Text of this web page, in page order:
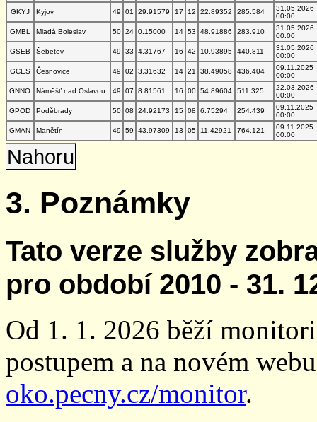
GKYJ Kyjov 49 01 29.91579 17 12 22.89352 285.584
31.05.2026
00:00
GMBL
Mladá Boleslav 50 24 0.15000 14 53 48.91886 283.910
31.05.2026
00:00
GSEB
Šebetov 49 33 4.31767 16 42 10.93895 440.811
31.05.2026
00:00
GCES
Česnovice 49 02 3.31632 14 21 38.49058 436.404
09.11.2025
00:00
GNNO
Náměšť nad Oslavou 49 07 8.81561 16 00 54.89604 511.325
22.03.2026
00:00
GPOD
Poděbrady 50 08 24.92173 15 08 6.75294 254.439
09.11.2025
00:00
GMAN
Manětín 49 59 43.97309 13 05 11.42921 764.121
09.11.2025
00:00
Nahoru
3. Poznámky
Tato verze služby
pro období 2010 - 31.
Od 1. 1. 2026 běží
postupem a na novém
oko.pecny.cz/monitor.